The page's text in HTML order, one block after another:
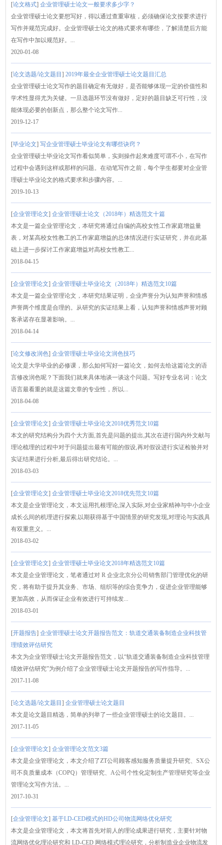
[论文格式]企业管理硕士论文一般要求多少字？
企业管理硕士论文要想写好，得以通过查重审核，必须确保论文按要求进行
写作并规范完成好。企业管理硕士论文的格式要求有哪些，了解清楚后方能
在写作中加以规范好。...
2020-01-08
[论文选题/论文题目]2019年最全企业管理硕士论文题目汇总
企业管理硕士论文写作的题目确定有无做好，是否能够体现一定的价值性和
学术性显得尤为关键。一旦选题环节没有做好，定好的题目缺乏可行性，没
能体现必要的创新点，那么整个论文写作...
2019-12-17
[毕业论文]写企业管理硕士毕业论文有哪些诀窍？
企业管理硕士毕业论文写作看似简单，实则操作起来难度可谓不小，在写作
过程中会遇到这样或那样的问题。在动笔写作之前，每个学生都要对企业管
理硕士毕业论文的格式要求和步骤内容。...
2019-10-13
[企业管理论文]企业管理硕士论文（2018年）精选范文十篇
本文是一篇企业管理论文，本研究将通过自编的高校女性工作家庭增益量
表，对某高校女性教工的工作家庭增益的总体情况进行实证研究，并在此基
础上进一步探讨工作家庭增益对高校女性教工...
2018-04-15
[企业管理论文]企业管理硕士毕业论文（2018年）精选范文10篇
本文是一篇企业管理论文，本研究结果证明，企业声誉分为认知声誉和情感
声誉两个维度是合理的。从研究的实证结果上看，认知声誉和情感声誉对顾
客承诺存在显著影响。...
2018-04-14
[论文修改润色]企业管理硕士毕业论文润色技巧
论文是大学毕业的必修课，那么如何写好一篇论文，如何去给这篇论文的语
言修改润色呢？下面我们就来具体地谈一谈这个问题。写好专业名词：论文
语言最看重的就是这篇文章的专业性，所以...
2018-04-08
[企业管理论文]企业管理硕士毕业论文2018优秀范文10篇
本文的研究结构分为四个大方面,首先是问题的提出,其次在进行国内外文献与
理论梳理的过程中对于问题提出最有可能的假设,再对假设进行实证检验并对
实证结果进行分析,最后得出研究结论。...
2018-03-03
[企业管理论文]企业管理硕士毕业论文2018优先范文10篇
本文是企业管理论文，本文运用扎根理论,深入实际,对企业家精神与中小企业
成长么间的机理进行探索,以期获得基于中国情景的研究发现,对理论与实践具
有双重意义。...
2018-03-02
[企业管理论文]企业管理硕士毕业论文2018年精选范文10篇
本文是企业管理论文，笔者通过对 R 企业北京分公司销售部门管理优化的研
究，将有助于提升其业务、市场、组织等的综合竞争力，促进企业管理能够
更加高效，从而保证企业有效进行可持续发...
2018-03-01
[开题报告]企业管理硕士论文开题报告范文：轨道交通装备制造企业科技管
理绩效评估研究
本文为企业管理硕士论文开题报告范文，以“轨道交通装备制造企业科技管理
绩效评估研究”为例介绍了企业管理硕士论文开题报告的写作指导。...
2017-11-08
[论文选题/论文题目]企业管理硕士论文题目
本文是论文题目精选，简单的列举了一些企业管理硕士的论文题目。...
2017-11-05
[企业管理论文]企业管理论文范文3篇
本文是企业管理论文，本文介绍了ZT公司顾客感知服务质量提升研究、SX公
司不良质量成本（COPQ）管理研究、A公司个性化定制生产管理研究等企业
管理论文写作方法。...
2017-10-31
[企业管理论文]基于LD-CED模式的HD公司物流网络优化研究
本文是企业管理论文，本文将首先对前人的理论成果进行研究，主要针对物
流网络优化理论研究和 LD-CED 网络模式理论研究，分析制造业企业物流发